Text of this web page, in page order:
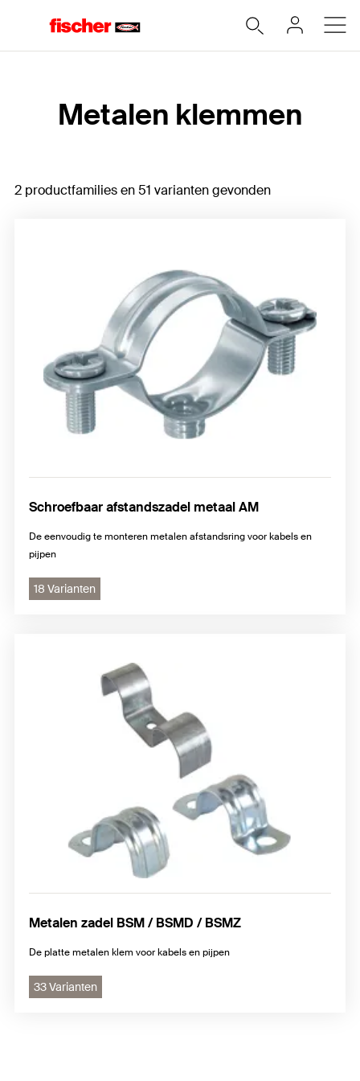
Metalen klemmen
2 productfamilies en 51 varianten gevonden
Schroefbaar afstandszadel metaal AM
De eenvoudig te monteren metalen afstandsring voor kabels en
pijpen
18 Varianten
Metalen zadel BSM / BSMD / BSMZ
De platte metalen klem voor kabels en pijpen
33 Varianten